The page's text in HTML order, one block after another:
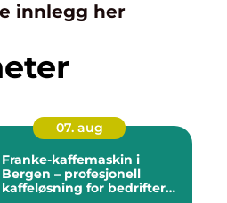
innlegg her
07. aug
Franke-kaffemaskin i
Bergen – profesjonell
kaffeløsning for bedrifter